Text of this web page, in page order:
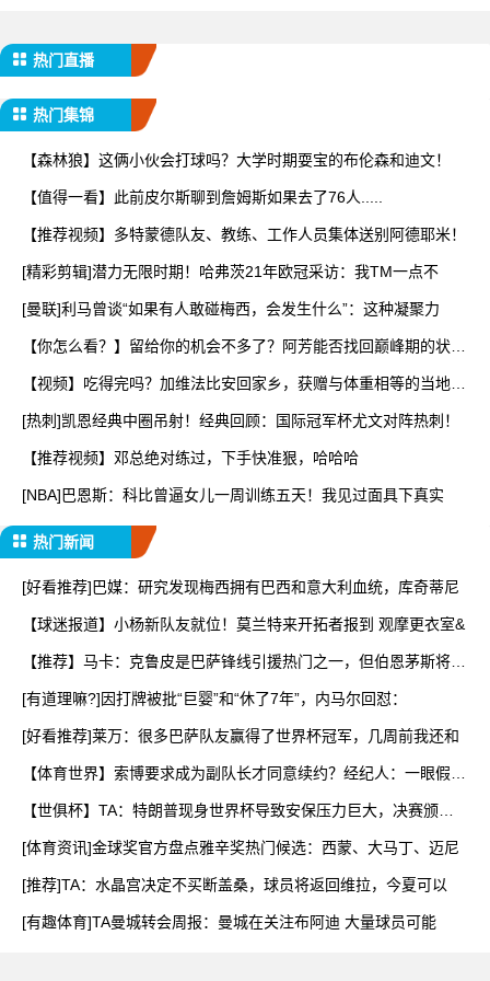
热门直播
热门集锦
【森林狼】这俩小伙会打球吗？大学时期耍宝的布伦森和迪文！
【值得一看】此前皮尔斯聊到詹姆斯如果去了76人.....
【推荐视频】多特蒙德队友、教练、工作人员集体送别阿德耶米！
[精彩剪辑]潜力无限时期！哈弗茨21年欧冠采访：我TM一点不
[曼联]利马曾谈“如果有人敢碰梅西，会发生什么”：这种凝聚力
【你怎么看？】留给你的机会不多了？阿芳能否找回巅峰期的状
【视频】吃得完吗？加维法比安回家乡，获赠与体重相等的当地特
[热刺]凯恩经典中圈吊射！经典回顾：国际冠军杯尤文对阵热刺！
【推荐视频】邓总绝对练过，下手快准狠，哈哈哈
[NBA]巴恩斯：科比曾逼女儿一周训练五天！我见过面具下真实
热门新闻
[好看推荐]巴媒：研究发现梅西拥有巴西和意大利血统，库奇蒂尼
【球迷报道】小杨新队友就位！莫兰特来开拓者报到 观摩更衣室&
【推荐】马卡：克鲁皮是巴萨锋线引援热门之一，但伯恩茅斯将其
[有道理嘛?]因打牌被批“巨婴”和“休了7年”，内马尔回怼：
[好看推荐]莱万：很多巴萨队友赢得了世界杯冠军，几周前我还和
【体育世界】索博要求成为副队长才同意续约？经纪人：一眼假，
【世俱杯】TA：特朗普现身世界杯导致安保压力巨大，决赛颁奖
[体育资讯]金球奖官方盘点雅辛奖热门候选：西蒙、大马丁、迈尼
[推荐]TA：水晶宫决定不买断盖桑，球员将返回维拉，今夏可以
[有趣体育]TA曼城转会周报：曼城在关注布阿迪 大量球员可能